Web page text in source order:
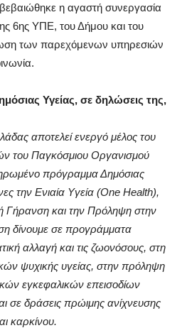
η αγαστή συνεργασία
6ης ΥΠΕ, του Δήμου και του
των παρεχόμενων υπηρεσιών
Υγείας, σε δηλώσεις της,
αποτελεί ενεργό μέλος του
του Παγκόσμιου Οργανισμού
πρόγραμμα Δημόσιας
την Ενιαία Υγεία (One Health),
Γήρανση και την Πρόληψη στην
δίνουμε σε προγράμματα
αλλαγή και τις ζωονόσους, στη
ψυχικής υγείας, στην πρόληψη
εγκεφαλικών επεισοδίων
σε δράσεις πρώιμης ανίχνευσης
καρκίνου.